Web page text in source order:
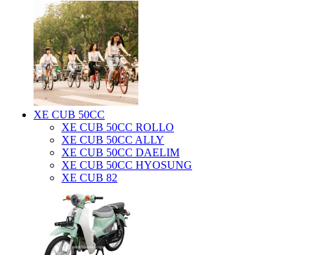
XE CUB 50CC
XE CUB 50CC ROLLO
XE CUB 50CC ALLY
XE CUB 50CC DAELIM
XE CUB 50CC HYOSUNG
XE CUB 82